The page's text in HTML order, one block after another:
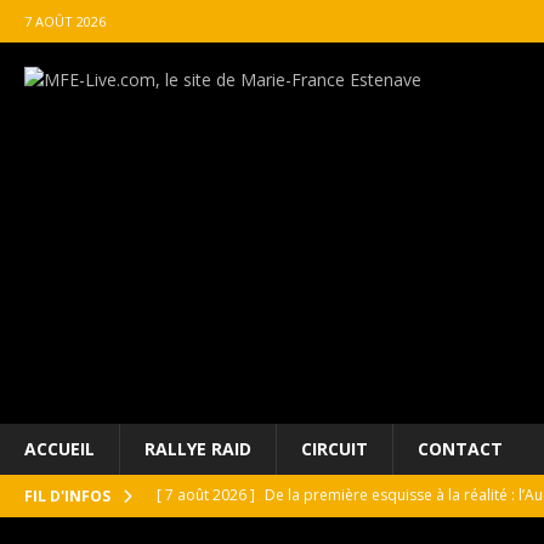
7 AOÛT 2026
ACCUEIL RALLYE RAID CIRCUIT CONTACT
FIL D'INFOS [ 7 août 2026 ] De la première esquisse à la réalité :